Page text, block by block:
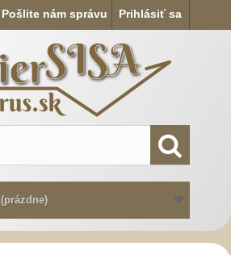
Prihlásiť sa
Pošlite nám správu
(prázdne)